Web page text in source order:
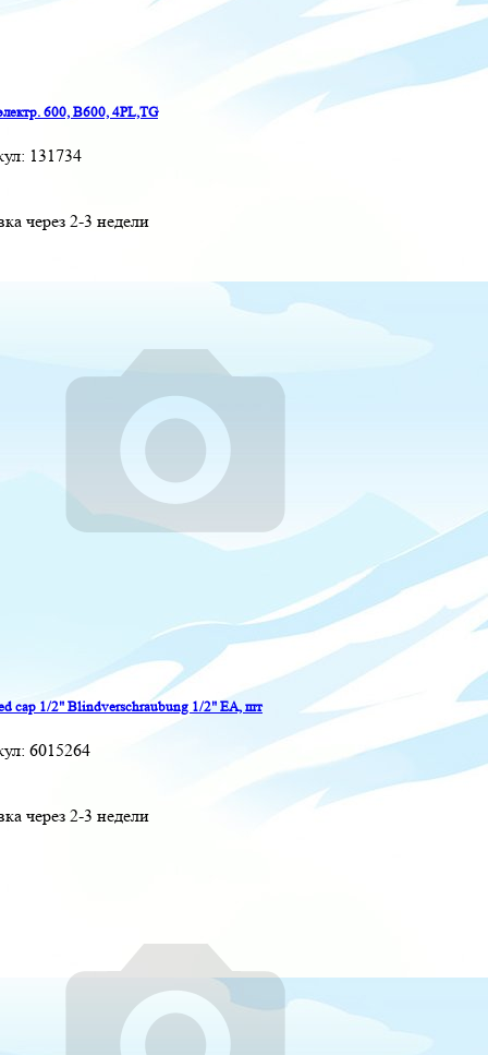
600, B600, 4PL,TG
131734
через 2-3 недели
cap 1/2" Blindverschraubung 1/2" EA, шт
6015264
через 2-3 недели